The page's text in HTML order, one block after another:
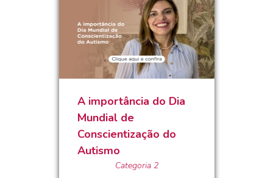
A importância do Dia
Mundial de
Conscientização do
Autismo
Categoria 2